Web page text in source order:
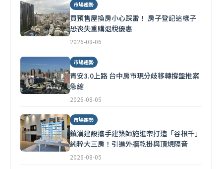
市場趨勢
買預售屋換房小心踩雷！ 房子登記這樣子
恐喪失重購退稅優惠
2026-08-06
市場趨勢
青安3.0上路 台中房市現分歧移轉撐盤推案
急縮
2026-08-05
市場趨勢
鎮漢建設攜手建築師施進宗打造「谷根千」
純粹大三房！引進外牆乾掛與頂規隔音
2026-08-05